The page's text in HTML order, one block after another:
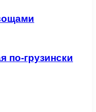
по-грузински